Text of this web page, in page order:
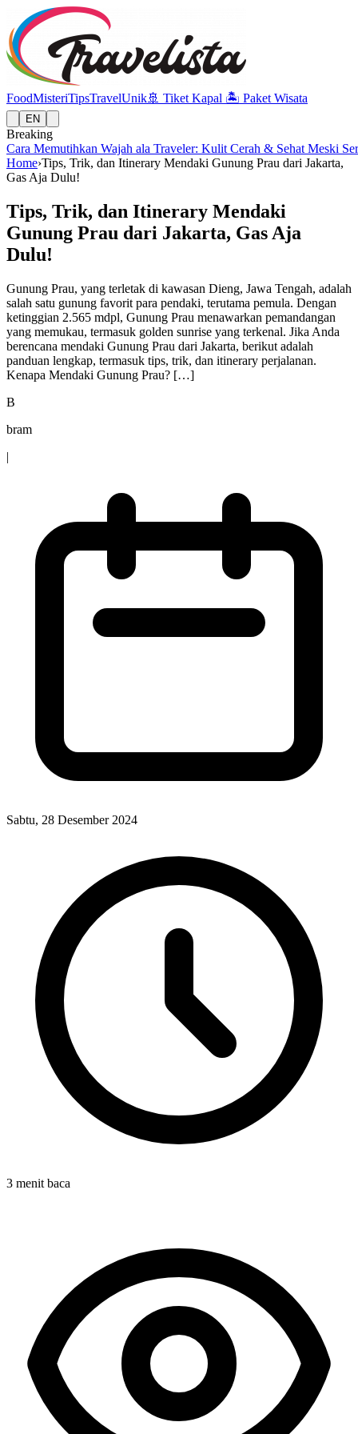
FoodMisteriTipsTravelUnik🚢 Tiket Kapal 🏝️ Paket Wisata
EN
Breaking
Cara Memutihkan Wajah ala Traveler: Kulit Cerah & Sehat Meski
Home›Tips, Trik, dan Itinerary Mendaki Gunung Prau dari Jakarta,
Gas Aja Dulu!
Tips, Trik, dan Itinerary Mendaki
Gunung Prau dari Jakarta, Gas Aja
Dulu!
Gunung Prau, yang terletak di kawasan Dieng, Jawa Tengah, adalah
salah satu gunung favorit para pendaki, terutama pemula. Dengan
ketinggian 2.565 mdpl, Gunung Prau menawarkan pemandangan
yang memukau, termasuk golden sunrise yang terkenal. Jika Anda
berencana mendaki Gunung Prau dari Jakarta, berikut adalah
panduan lengkap, termasuk tips, trik, dan itinerary perjalanan.
Kenapa Mendaki Gunung Prau? […]
B
bram
|
Sabtu, 28 Desember 2024
3 menit baca